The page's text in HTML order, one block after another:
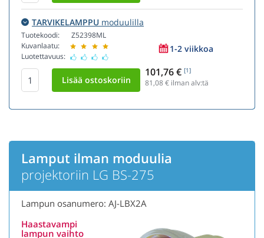
TARVIKELAMPPU moduulilla
Tuotekoodi:
Kuvanlaatu:
Luotettavuus:
Z52398ML
1-2 viikkoa
101,76 € [1]
81,08€ ilman alv:tä
Lamput ilman moduulia
projektoriin LG BS-275
Lampun osanumero: AJ-LBX2A
Haastavampi
lampun vaihto